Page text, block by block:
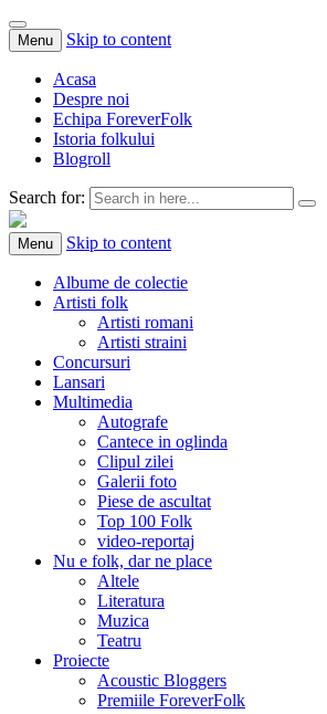
Menu Skip to content
Acasa
Despre noi
Echipa ForeverFolk
Istoria folkului
Blogroll
Search for:
ForeverFolk
Muzica sufletului tau
Menu Skip to content
Albume de colectie
Artisti folk
Artisti romani
Artisti straini
Concursuri
Lansari
Multimedia
Autografe
Cantece in oglinda
Clipul zilei
Galerii foto
Piese de ascultat
Top 100 Folk
video-reportaj
Nu e folk, dar ne place
Altele
Literatura
Muzica
Teatru
Proiecte
Acoustic Bloggers
Premiile ForeverFolk